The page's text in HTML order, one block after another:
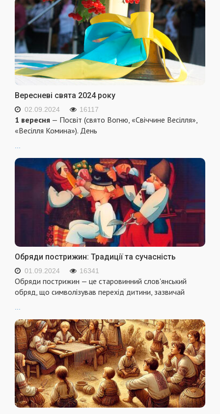
Вересневі свята 2024 року
02.09.2024 16117
1 вересня — Посвіт (свято Вогню, «Свіччине Весілля»,
«Весілля Комина»). День
...
Обряди пострижин: Традиції та сучасність
01.09.2024 16341
Обряди пострижин — це старовинний слов'янський
обряд, що символізував перехід дитини, зазвичай